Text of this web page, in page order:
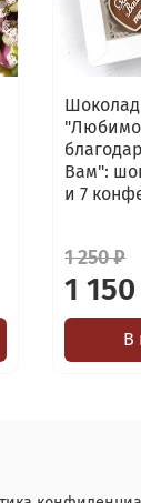
Вам":
и 7
1 250 ₽
1
В